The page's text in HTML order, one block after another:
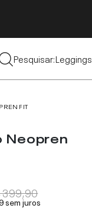
Pesquisar:
Tops
Leggings
FIT
Neopren
399,90
sem juros